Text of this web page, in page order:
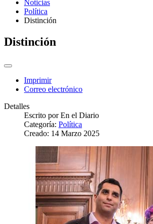
Noticias
Política
Distinción
Distinción
Imprimir
Correo electrónico
Detalles
Escrito porEn el Diario
Categoría: Política
Creado: 14 Marzo 2025